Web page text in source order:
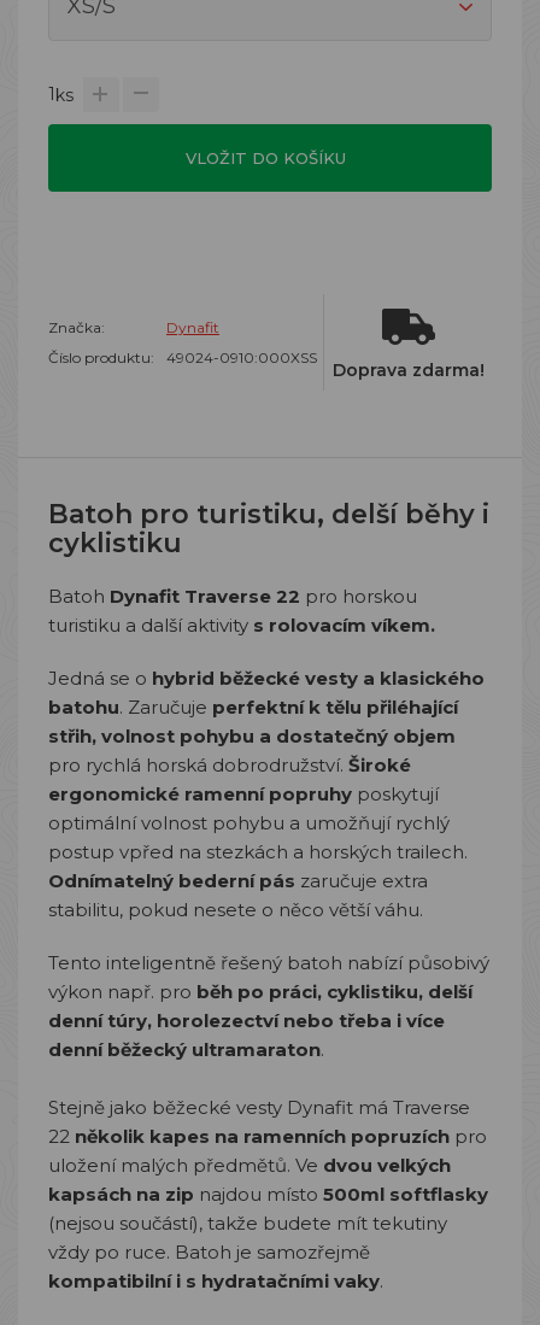
1ks
VLOŽIT DO KOŠÍKU
Značka:
Dynafit
Číslo produktu:
49024-0910:000XSS
Doprava zdarma!
Batoh pro turistiku, delší běhy i
cyklistiku
Batoh Dynafit Traverse 22 pro horskou
turistiku a další aktivity s rolovacím víkem.
Jedná se o hybrid běžecké vesty a klasického
batohu. Zaručuje perfektní k tělu přiléhající
střih, volnost pohybu a dostatečný objem
pro rychlá horská dobrodružství. Široké
ergonomické ramenní popruhy poskytují
optimální volnost pohybu a umožňují rychlý
postup vpřed na stezkách a horských trailech.
Odnímatelný bederní pás zaručuje extra
stabilitu, pokud nesete o něco větší váhu.
Tento inteligentně řešený batoh nabízí působivý
výkon např. pro běh po práci, cyklistiku, delší
denní túry, horolezectví nebo třeba i více
denní běžecký ultramaraton.
Stejně jako běžecké vesty Dynafit má Traverse
22 několik kapes na ramenních popruzích pro
uložení malých předmětů. Ve dvou velkých
kapsách na zip najdou místo 500ml softflasky
(nejsou součástí), takže budete mít tekutiny
vždy po ruce. Batoh je samozřejmě
kompatibilní i s hydratačními vaky.